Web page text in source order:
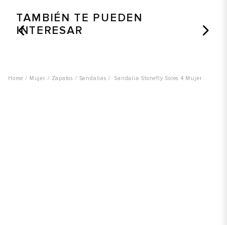
TAMBIÉN TE PUEDEN
INTERESAR
Mujer Zapatos Sandalias Sandalia Stonefly Soles 4 Mujer